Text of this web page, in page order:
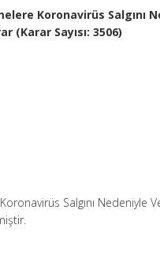
Koronavirüs Salgını
(Karar Sayısı: 3506)
Salgını Nedeniyle